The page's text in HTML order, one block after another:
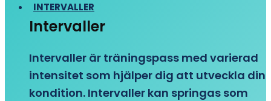
INTERVALLER
Intervaller
Intervaller är träningspass med varierad
intensitet som hjälper dig att utveckla din
kondition. Intervaller kan springas som